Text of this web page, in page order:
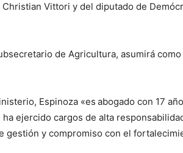
Vittori y del diputado de
de Agricultura, asumirá
Espinoza «es abogado con 17
ejercido cargos de alta
gestión y compromiso con el